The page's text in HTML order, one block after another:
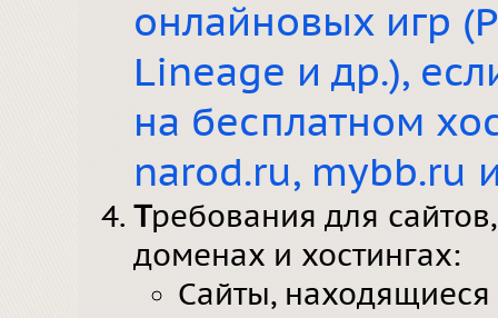
онлайновых игр
Lineage и др.),
на бесплатном
narod.ru, mybb.ru
Требования для
доменах и хостингах:
Сайты, находящиеся